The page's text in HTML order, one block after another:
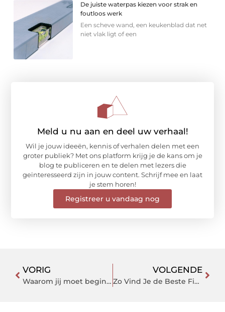
De juiste waterpas kiezen voor strak en
foutloos werk
Een scheve wand, een keukenblad dat net
niet vlak ligt of een
Meld u nu aan en deel uw verhaal!
Wil je jouw ideeën, kennis of verhalen delen met een
groter publiek? Met ons platform krijg je de kans om je
blog te publiceren en te delen met lezers die
geïnteresseerd zijn in jouw content. Schrijf mee en laat
je stem horen!
Registreer u vandaag nog
VORIG
Waarom jij moet beginnen met het zelf repareren van huishoudelijke apparaten
VOLGENDE
Zo Vind Je de Beste Fietsenmaker in Helmond voor al je Behoeften